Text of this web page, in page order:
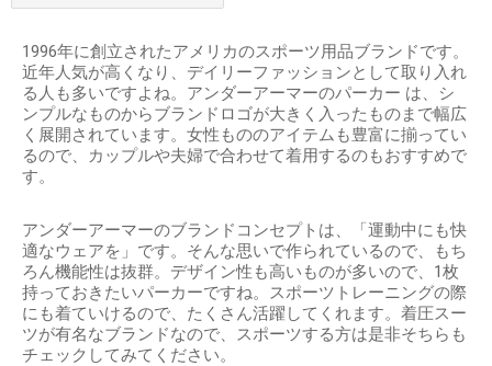
1996年に創立されたアメリカのスポーツ用品ブランドです。
近年人気が高くなり、デイリーファッションとして取り入れ
る人も多いですよね。アンダーアーマーのパーカー は、シ
ンプルなものからブランドロゴが大きく入ったものまで幅広
く展開されています。女性もののアイテムも豊富に揃ってい
るので、カップルや夫婦で合わせて着用するのもおすすめで
す。
アンダーアーマーのブランドコンセプトは、「運動中にも快
適なウェアを」です。そんな思いで作られているので、もち
ろん機能性は抜群。デザイン性も高いものが多いので、1枚
持っておきたいパーカーですね。スポーツトレーニングの際
にも着ていけるので、たくさん活躍してくれます。着圧スー
ツが有名なブランドなので、スポーツする方は是非そちらも
チェックしてみてください。